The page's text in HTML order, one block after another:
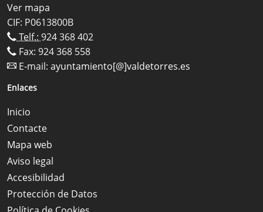
Ver mapa
CIF: P0613800B
Telf.: 924 368 402
Fax: 924 368 558
E-mail: ayuntamiento[@]valdetorres.es
Enlaces
Inicio
Contacte
Mapa web
Aviso legal
Accesibilidad
Protección de Datos